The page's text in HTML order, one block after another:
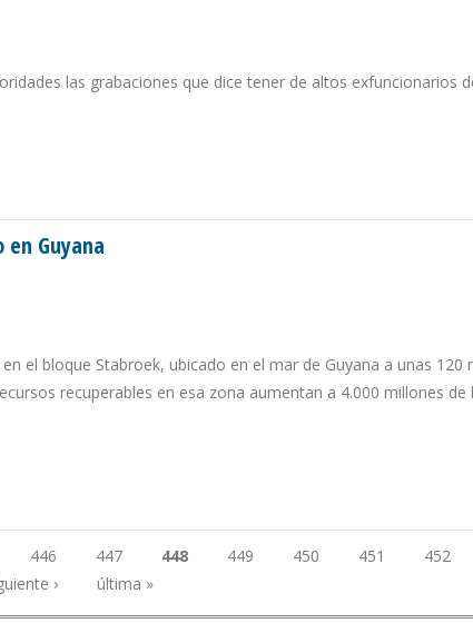
las grabaciones que dice tener de altos exfuncionarios
Guyana
el bloque Stabroek, ubicado en el mar de Guyana a unas 120
recuperables en esa zona aumentan a 4.000 millones de
446 447 448 449 450 451 452
›
última »